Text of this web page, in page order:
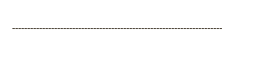
----------------------------------------------------------------------